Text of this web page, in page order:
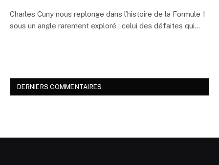
Charles Cuny nous replonge dans l’histoire de la Formule 1
sous un angle rarement exploré : celui des défaites qui…
DERNIERS COMMENTAIRES